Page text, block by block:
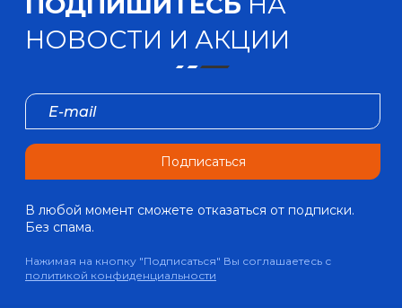
НОВОСТИ И АКЦИИ
Подписаться
В любой момент сможете отказаться от подписки.
Без спама.
Нажимая на кнопку "Подписаться" Вы соглашаетесь с
политикой конфиденциальности